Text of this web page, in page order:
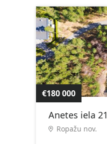
€180 000
Anetes iela 21
Ropažu nov.